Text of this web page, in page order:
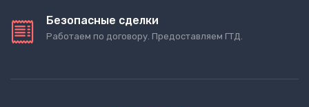
Безопасные сделки
Работаем по договору. Предоставляем ГТД.